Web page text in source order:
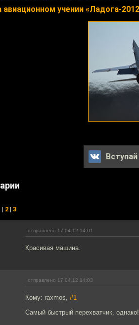
авиационном учении «Ладога-
| 2 | 3
отправлено 17.04.12 14:01
Красивая машина.
отправлено 17.04.12 14:03
Кому: raxmos, #1
Самый быстрый перехватчик, однако!